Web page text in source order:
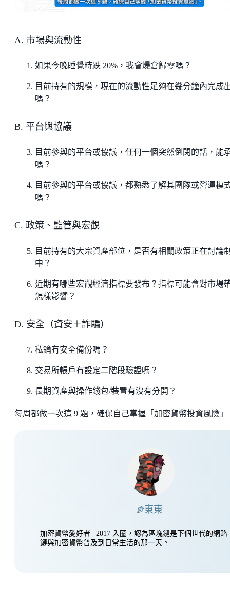
A. 市場與流動性
如果今晚睡覺時跌 20%，我會爆倉歸零嗎？
目前持有的規模，現在的流動性足夠在幾分鐘內完成
嗎？
B. 平台與協議
目前參與的平台或協議，任何一個突然倒閉的話，能
嗎？
目前參與的平台或協議，都熟悉了解其團隊或營運模
嗎？
C. 政策、監管與宏觀
目前持有的大宗資產部位，是否有相關政策正在討論
中？
近期有哪些宏觀經濟指標要發布？指標可能會對市場
怎樣影響？
D. 安全（資安＋詐騙）
私鑰有安全備份嗎？
交易所帳戶有設定二階段驗證嗎？
長期資產與操作錢包/裝置有沒有分開？
每周都做一次這 9 題，確保自己掌握「加密貨幣投資風險」
東東
加密貨幣愛好者 | 2017 入圈，認為區塊鏈是下個世代的網路
鏈與加密貨幣普及到日常生活的那一天。